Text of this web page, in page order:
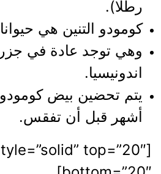
رطلا).
كومودو التنين هي
وهي توجد عادة في
اندونيسيا.
أشهر قبل أن تفقس.
top=”20″